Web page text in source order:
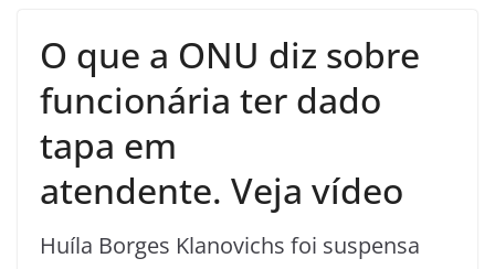
O que a ONU diz sobre
funcionária ter dado
tapa em
atendente. Veja vídeo
Huíla Borges Klanovichs foi suspensa